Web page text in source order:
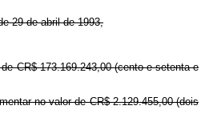
29 de abril de 1993,
CR$ 173.169.243,00 (cento e setenta e
no valor de CR$ 2.129.455,00 (dois